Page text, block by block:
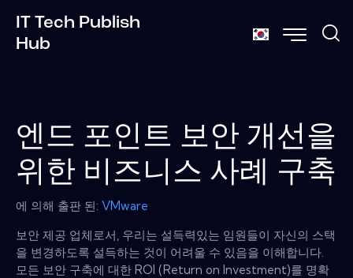
IT Tech Publish
Hub
엔드 포인트 보안 개선을
위한 비즈니스 사례 구축
에 의해 출판 된: VMware
보안 제공 업체로서, 우리는 설득력있는 임원들이 자신의 스택
을 변경하도록 설득하는 것이 어려울 수 있음을 이해합니다.
모든 보안 구축에 대한 ROI (Return on Investment)를 명확